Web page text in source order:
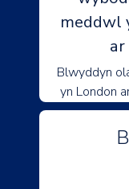
meddwl
Blwyddyn
yn London